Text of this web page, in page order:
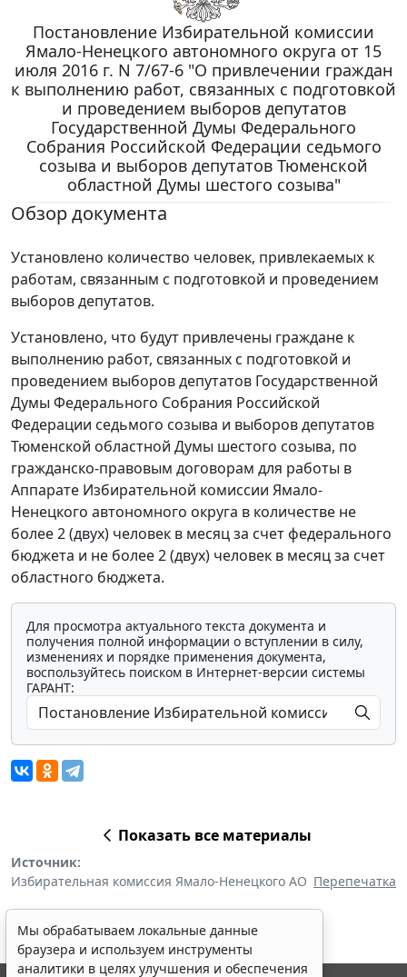
Постановление Избирательной комиссии
Ямало-Ненецкого автономного округа от 15
июля 2016 г. N 7/67-6 "О привлечении граждан
к выполнению работ, связанных с подготовкой
и проведением выборов депутатов
Государственной Думы Федерального
Собрания Российской Федерации седьмого
созыва и выборов депутатов Тюменской
областной Думы шестого созыва"
Обзор документа
Установлено количество человек, привлекаемых к
работам, связанным с подготовкой и проведением
выборов депутатов.
Установлено, что будут привлечены граждане к
выполнению работ, связанных с подготовкой и
проведением выборов депутатов Государственной
Думы Федерального Собрания Российской
Федерации седьмого созыва и выборов депутатов
Тюменской областной Думы шестого созыва, по
гражданско-правовым договорам для работы в
Аппарате Избирательной комиссии Ямало-
Ненецкого автономного округа в количестве не
более 2 (двух) человек в месяц за счет федерального
бюджета и не более 2 (двух) человек в месяц за счет
областного бюджета.
Для просмотра актуального текста документа и
получения полной информации о вступлении в силу,
изменениях и порядке применения документа,
воспользуйтесь поиском в Интернет-версии системы
ГАРАНТ:
Показать все материалы
Источник:
Избирательная комиссия Ямало-Ненецкого АО Перепечатка
Мы обрабатываем локальные данные
браузера и используем инструменты
аналитики в целях улучшения и обеспечения